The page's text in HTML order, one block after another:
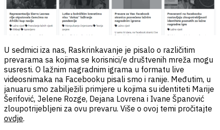
U sedmici iza nas, Raskrinkavanje je pisalo o različitim
prevarama sa kojima se korisnici/e društvenih mreža mogu
susresti. O lažnim nagradnim igrama u formatu live
videosnimaka na Facebooku pisali smo i ranije. Međutim, u
januaru smo zabilježili primjere u kojima su identiteti Marije
Šerifović, Jelene Rozge, Dejana Lovrena i Ivane Španović
zloupotrijebljeni za ovu prevaru. Više o ovoj temi pročitajte
ovdje.